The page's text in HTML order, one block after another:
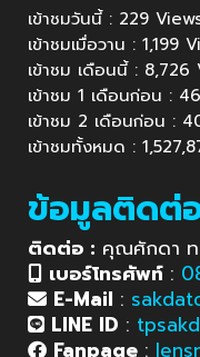
เข้าชมวันนี้ : 229
เข้าชมเมื่อวาน : 1,199
เข้าชม เดือนนี้ : 8,726
เข้าชม 1 เดือนก่อน :
เข้าชม 2 เดือนก่อน :
เข้าชมทั้งหมด :
ข้อมูลติดต่
ติดต่อ : คุณศักดา
เบอร์โทรศัพท์ :
E-Mail :
LINE ID :
Fanpage :